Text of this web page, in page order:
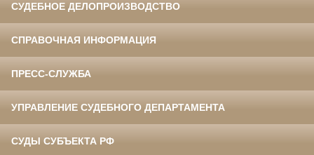
СУДЕБНОЕ ДЕЛОПРОИЗВОДСТВО
СПРАВОЧНАЯ ИНФОРМАЦИЯ
ПРЕСС-СЛУЖБА
УПРАВЛЕНИЕ СУДЕБНОГО ДЕПАРТАМЕНТА
СУДЫ СУБЪЕКТА РФ